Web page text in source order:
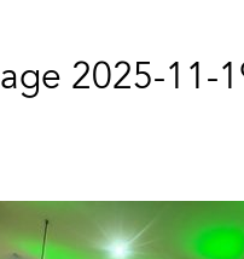
2025-11-